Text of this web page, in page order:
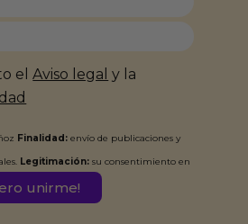
elAviso legal y la
Finalidad: envío de publicaciones y
Legitimación: su consentimiento en
Ferran Roig Muñoz. Podrás ejercer tus